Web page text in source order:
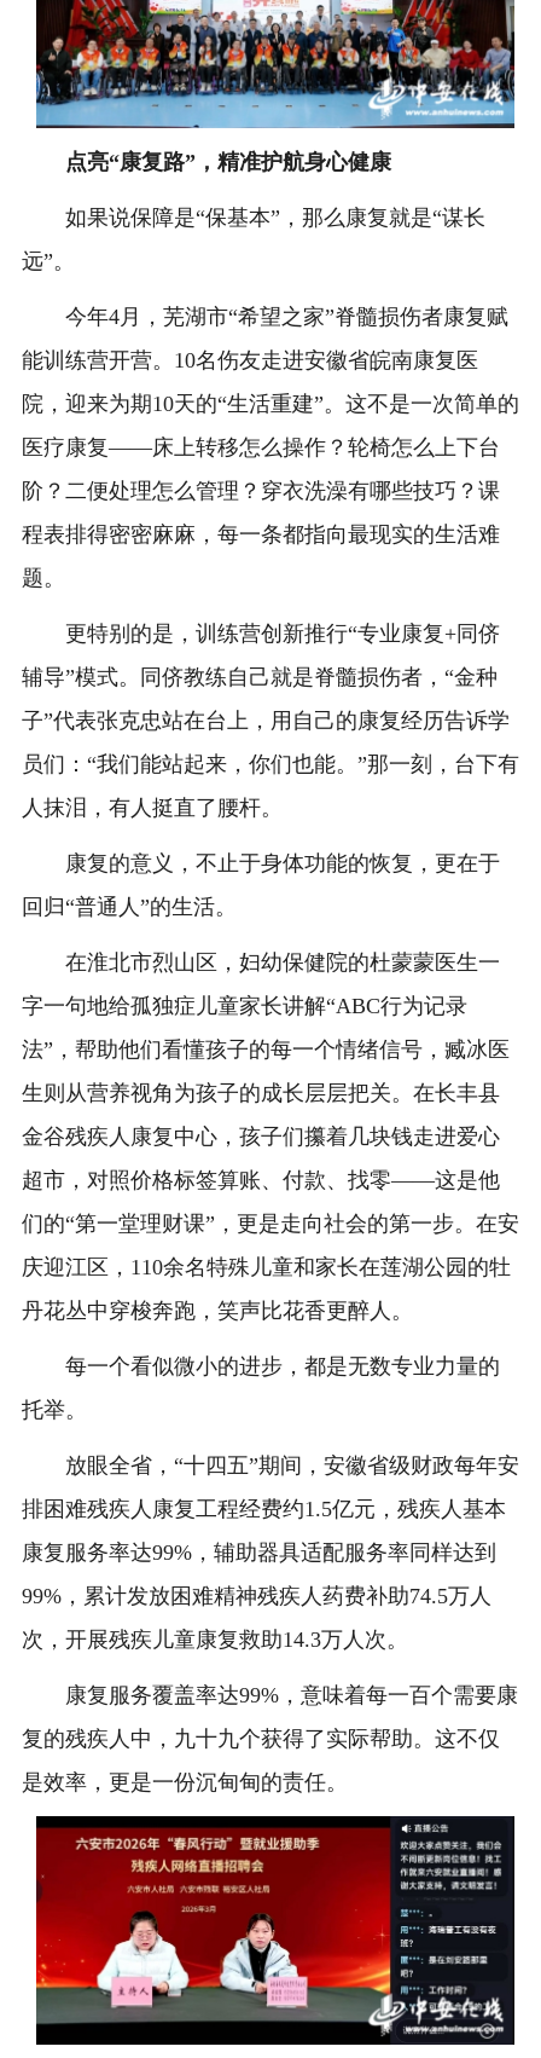
点亮“康复路”，精准护航身心健康
如果说保障是“保基本”，那么康复就是“谋长
远”。
今年4月，芜湖市“希望之家”脊髓损伤者康复赋
能训练营开营。10名伤友走进安徽省皖南康复医
院，迎来为期10天的“生活重建”。这不是一次简单的
医疗康复——床上转移怎么操作？轮椅怎么上下台
阶？二便处理怎么管理？穿衣洗澡有哪些技巧？课
程表排得密密麻麻，每一条都指向最现实的生活难
题。
更特别的是，训练营创新推行“专业康复+同侪
辅导”模式。同侪教练自己就是脊髓损伤者，“金种
子”代表张克忠站在台上，用自己的康复经历告诉学
员们：“我们能站起来，你们也能。”那一刻，台下有
人抹泪，有人挺直了腰杆。
康复的意义，不止于身体功能的恢复，更在于
回归“普通人”的生活。
在淮北市烈山区，妇幼保健院的杜蒙蒙医生一
字一句地给孤独症儿童家长讲解“ABC行为记录
法”，帮助他们看懂孩子的每一个情绪信号，臧冰医
生则从营养视角为孩子的成长层层把关。在长丰县
金谷残疾人康复中心，孩子们攥着几块钱走进爱心
超市，对照价格标签算账、付款、找零——这是他
们的“第一堂理财课”，更是走向社会的第一步。在安
庆迎江区，110余名特殊儿童和家长在莲湖公园的牡
丹花丛中穿梭奔跑，笑声比花香更醉人。
每一个看似微小的进步，都是无数专业力量的
托举。
放眼全省，“十四五”期间，安徽省级财政每年安
排困难残疾人康复工程经费约1.5亿元，残疾人基本
康复服务率达99%，辅助器具适配服务率同样达到
99%，累计发放困难精神残疾人药费补助74.5万人
次，开展残疾儿童康复救助14.3万人次。
康复服务覆盖率达99%，意味着每一百个需要康
复的残疾人中，九十九个获得了实际帮助。这不仅
是效率，更是一份沉甸甸的责任。